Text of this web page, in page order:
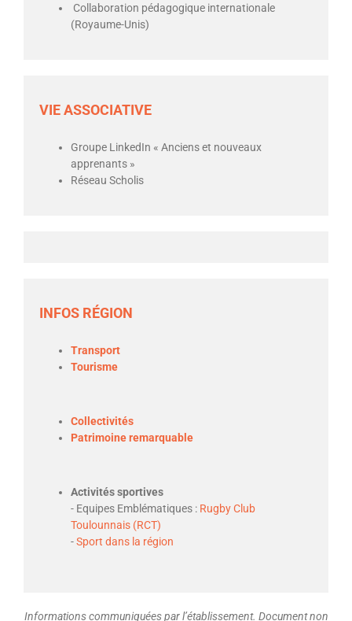
Collaboration pédagogique internationale
(Royaume-Unis)
VIE ASSOCIATIVE
Groupe LinkedIn « Anciens et nouveaux
apprenants »
Réseau Scholis
INFOS RÉGION
Transport
Tourisme
Collectivités
Patrimoine remarquable
Activités sportives
- Equipes Emblématiques : Rugby Club
Toulounnais (RCT)
-Sport dans la région
Informations communiquées par l’établissement. Document non